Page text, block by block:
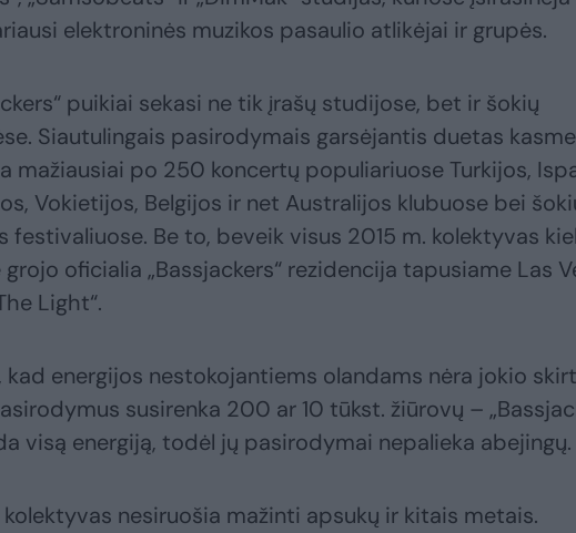
elektroninės muzikos pasaulio atlikėjai ir grupės.
puikiai sekasi ne tik įrašų studijose, bet ir šokių
Siautulingais pasirodymais garsėjantis duetas
mažiausiai po 250 koncertų populiariuose Turkijos,
Vokietijos, Belgijos ir net Australijos klubuose bei
festivaliuose. Be to, beveik visus 2015 m. kolektyvas
oficialia „Bassjackers“ rezidencija tapusiame Las
Light“.
kad energijos nestokojantiems olandams nėra jokio
susirenka 200 ar 10 tūkst. žiūrovų –
visą energiją, todėl jų pasirodymai nepalieka abejingų.
kolektyvas nesiruošia mažinti apsukų ir kitais metais.